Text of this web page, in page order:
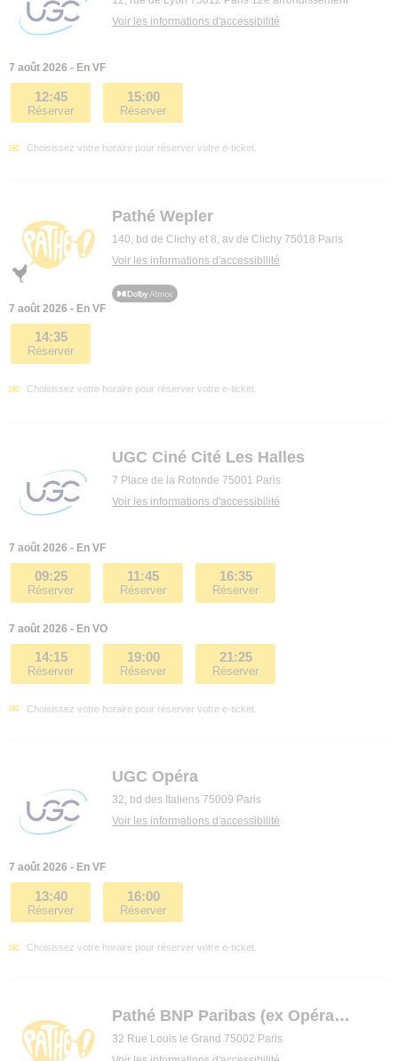
Voir les informations d'accessibilité
7 août 2026 - En VF
12:45
Réserver
15:00
Réserver
Choisissez votre horaire pour réserver votre e-ticket.
Pathé Wepler
140, bd de Clichy et 8, av de Clichy 75018 Paris
Voir les informations d'accessibilité
7 août 2026 - En VF
14:35
Réserver
Choisissez votre horaire pour réserver votre e-ticket.
UGC Ciné Cité Les Halles
7 Place de la Rotonde 75001 Paris
Voir les informations d'accessibilité
7 août 2026 - En VF
09:25
Réserver
11:45
Réserver
16:35
Réserver
7 août 2026 - En VO
14:15
Réserver
19:00
Réserver
21:25
Réserver
Choisissez votre horaire pour réserver votre e-ticket.
UGC Opéra
32, bd des Italiens 75009 Paris
Voir les informations d'accessibilité
7 août 2026 - En VF
13:40
Réserver
16:00
Réserver
Choisissez votre horaire pour réserver votre e-ticket.
Pathé BNP Paribas (ex Opéra premier)
32 Rue Louis le Grand 75002 Paris